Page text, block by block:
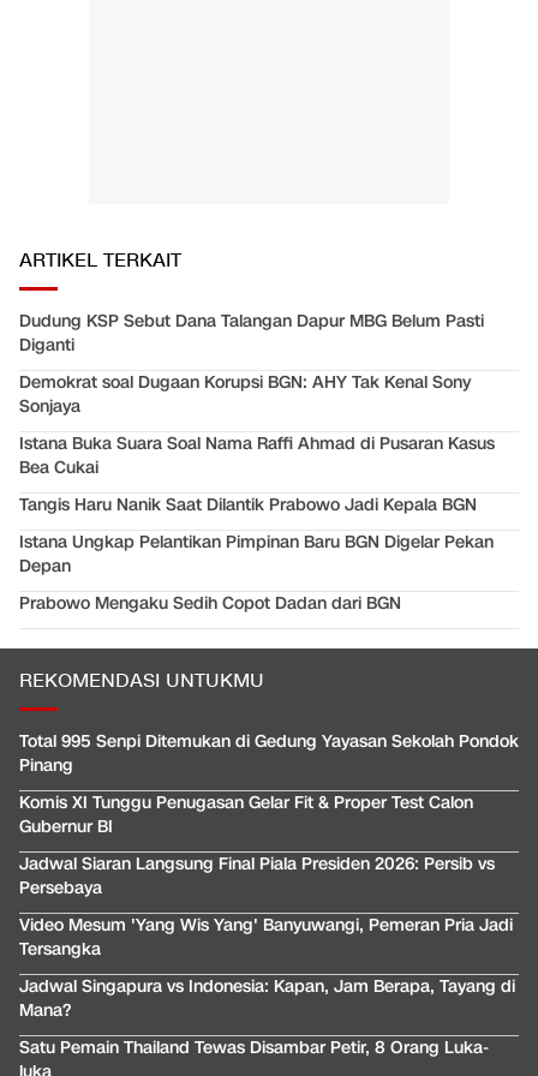
ARTIKEL TERKAIT
Dudung KSP Sebut Dana Talangan Dapur MBG Belum Pasti
Diganti
Demokrat soal Dugaan Korupsi BGN: AHY Tak Kenal Sony
Sonjaya
Istana Buka Suara Soal Nama Raffi Ahmad di Pusaran Kasus
Bea Cukai
Tangis Haru Nanik Saat Dilantik Prabowo Jadi Kepala BGN
Istana Ungkap Pelantikan Pimpinan Baru BGN Digelar Pekan
Depan
Prabowo Mengaku Sedih Copot Dadan dari BGN
REKOMENDASI UNTUKMU
Total 995 Senpi Ditemukan di Gedung Yayasan Sekolah Pondok
Pinang
Komis XI Tunggu Penugasan Gelar Fit & Proper Test Calon
Gubernur BI
Jadwal Siaran Langsung Final Piala Presiden 2026: Persib vs
Persebaya
Video Mesum 'Yang Wis Yang' Banyuwangi, Pemeran Pria Jadi
Tersangka
Jadwal Singapura vs Indonesia: Kapan, Jam Berapa, Tayang di
Mana?
Satu Pemain Thailand Tewas Disambar Petir, 8 Orang Luka-